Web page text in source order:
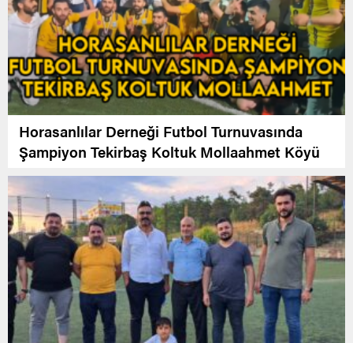
Horasanlılar Derneği Futbol Turnuvasında
Şampiyon Tekirbaş Koltuk Mollaahmet Köyü